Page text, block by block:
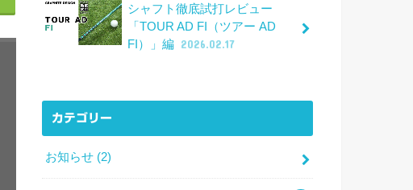
シャフト徹底試打レビュー
「TOUR AD FI（ツアー AD
FI）」編 2026.02.17
カテゴリー
お知らせ (2)